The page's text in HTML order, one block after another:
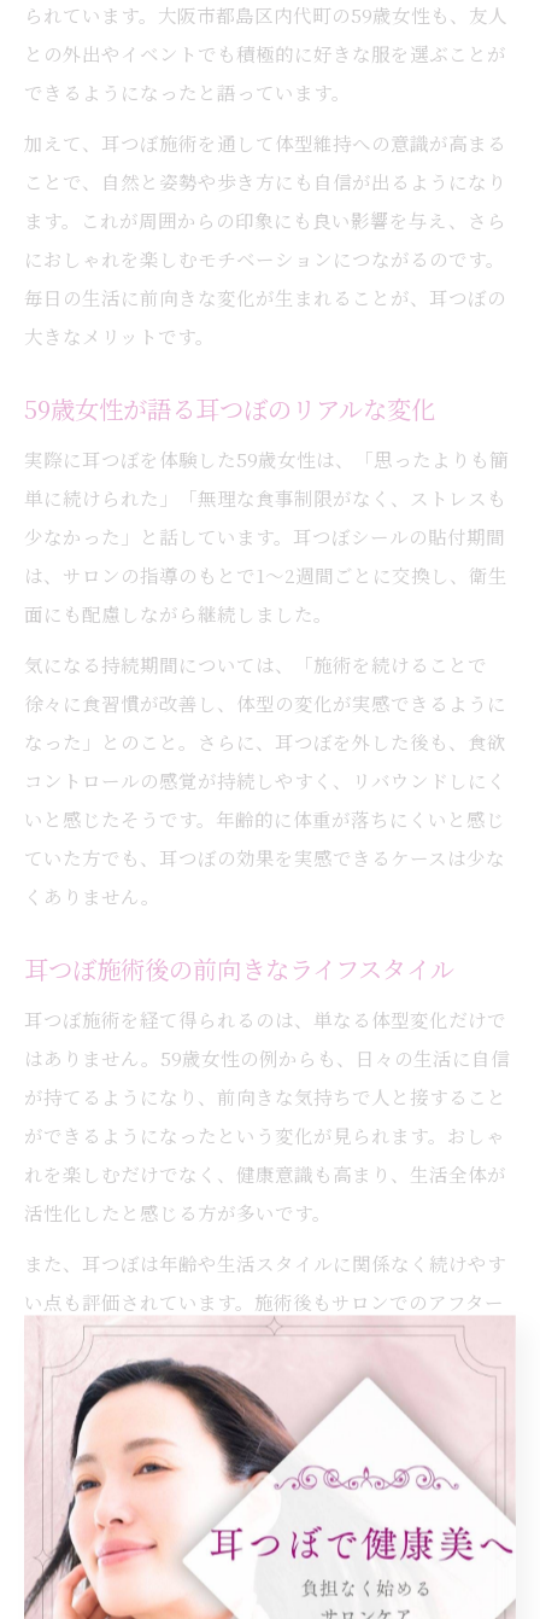
られています。大阪市都島区内代町の59歳女性も、友人
との外出やイベントでも積極的に好きな服を選ぶことが
できるようになったと語っています。
加えて、耳つぼ施術を通して体型維持への意識が高まる
ことで、自然と姿勢や歩き方にも自信が出るようになり
ます。これが周囲からの印象にも良い影響を与え、さら
におしゃれを楽しむモチベーションにつながるのです。
毎日の生活に前向きな変化が生まれることが、耳つぼの
大きなメリットです。
59歳女性が語る耳つぼのリアルな変化
実際に耳つぼを体験した59歳女性は、「思ったよりも簡
単に続けられた」「無理な食事制限がなく、ストレスも
少なかった」と話しています。耳つぼシールの貼付期間
は、サロンの指導のもとで1～2週間ごとに交換し、衛生
面にも配慮しながら継続しました。
気になる持続期間については、「施術を続けることで
徐々に食習慣が改善し、体型の変化が実感できるように
なった」とのこと。さらに、耳つぼを外した後も、食欲
コントロールの感覚が持続しやすく、リバウンドしにく
いと感じたそうです。年齢的に体重が落ちにくいと感じ
ていた方でも、耳つぼの効果を実感できるケースは少な
くありません。
耳つぼ施術後の前向きなライフスタイル
耳つぼ施術を経て得られるのは、単なる体型変化だけで
はありません。59歳女性の例からも、日々の生活に自信
が持てるようになり、前向きな気持ちで人と接すること
ができるようになったという変化が見られます。おしゃ
れを楽しむだけでなく、健康意識も高まり、生活全体が
活性化したと感じる方が多いです。
また、耳つぼは年齢や生活スタイルに関係なく続けやす
い点も評価されています。施術後もサロンでのアフター
ケアや生活アドバイスが受けられるため、継続してモチ
ベーションを保つことができます。これから耳つぼを始
める方も、「自分のペースで健康と美容を両立できる」
という前向きなライフスタイルを手に入れるヒントとし
て、ぜひ参考にしてください。